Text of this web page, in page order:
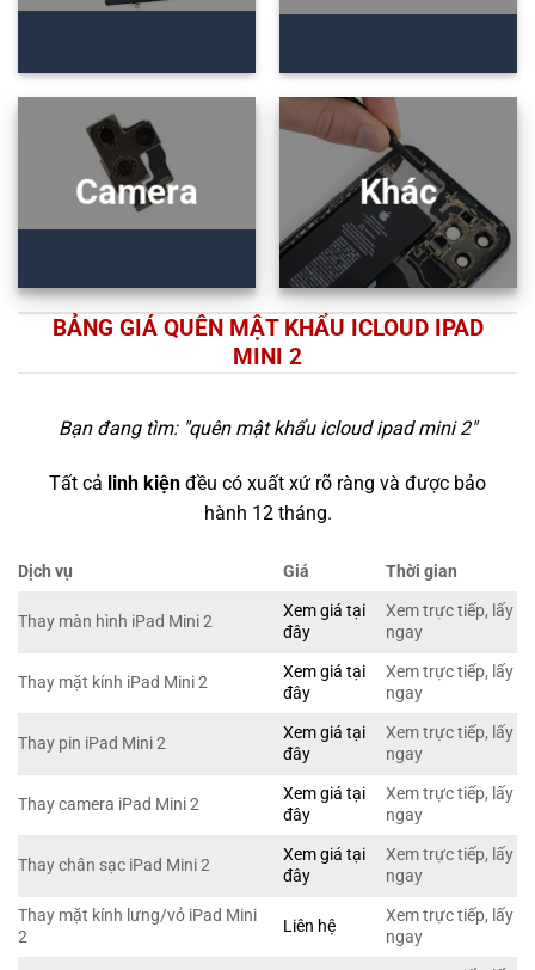
Camera Khác
BẢNG GIÁ QUÊN MẬT KHẨU ICLOUD IPAD
MINI 2
Bạn đang tìm: "quên mật khẩu icloud ipad mini 2"
Tất cả linh kiện đều có xuất xứ rõ ràng và được bảo
hành 12 tháng.
Dịch vụ Giá Thời gian
Thay màn hình iPad Mini 2
Xem giá tại
đây
Xem trực tiếp, lấy
ngay
Thay mặt kính iPad Mini 2
Xem giá tại
đây
Xem trực tiếp, lấy
ngay
Thay pin iPad Mini 2
Xem giá tại
đây
Xem trực tiếp, lấy
ngay
Thay camera iPad Mini 2
Xem giá tại
đây
Xem trực tiếp, lấy
ngay
Thay chân sạc iPad Mini 2
Xem giá tại
đây
Xem trực tiếp, lấy
ngay
Thay mặt kính lưng/vỏ iPad Mini
2
Liên hệ
Xem trực tiếp, lấy
ngay